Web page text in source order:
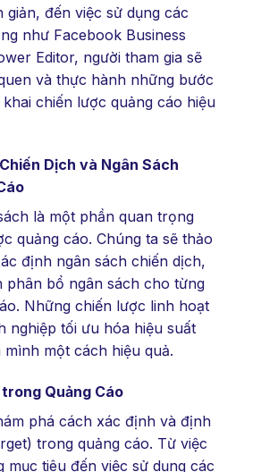
giản, đến việc sử dụng các
như Facebook Business
Editor, người tham gia sẽ
và thực hành những bước
chiến lược quảng cáo hiệu
Dịch và Ngân Sách
là một phần quan trọng
quảng cáo. Chúng ta sẽ thảo
định ngân sách chiến dịch,
phân bổ ngân sách cho từng
Những chiến lược linh hoạt
nghiệp tối ưu hóa hiệu suất
mình một cách hiệu quả.
Quảng Cáo
phá cách xác định và định
trong quảng cáo. Từ việc
mục tiêu đến việc sử dụng các